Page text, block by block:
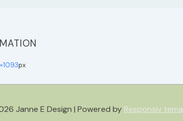
px
Janne E Design | Powered by Responsiv tema